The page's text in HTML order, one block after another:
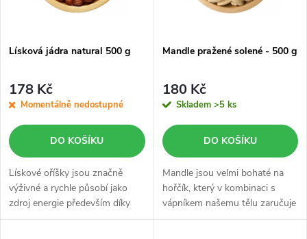
p
r
o
d
u
s
p
r
o
d
u
Lísková jádra natural 500 g
178 Kč
Momentálně nedostupné
DO KOŠÍKU
Lískové oříšky jsou značně
výživné a rychle působí jako
zdroj energie především díky
vysokému obsahu bílkovin a
Mandle pražené solené - 500 g
180 Kč
Skladem >5 ks
DO KOŠÍKU
Mandle jsou velmi bohaté na
hořčík, který v kombinaci s
vápníkem našemu tělu zaručuje
pevnost nehtů, vlasů a zdravou